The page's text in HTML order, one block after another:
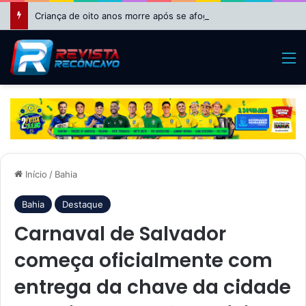
Início / Bahia
Bahia Destaque
Carnaval de Salvador
começa oficialmente com
entrega da chave da cidade